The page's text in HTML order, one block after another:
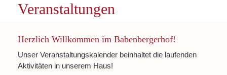
Veranstaltungen
Herzlich Willkommen im Babenbergerhof!
Unser Veranstaltungskalender beinhaltet die laufenden
Aktivitäten in unserem Haus!